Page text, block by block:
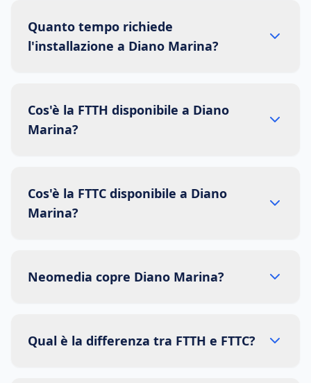
Quanto tempo richiede
l'installazione a Diano Marina?
Cos'è la FTTH disponibile a Diano
Marina?
Cos'è la FTTC disponibile a Diano
Marina?
Neomedia copre Diano Marina?
Qual è la differenza tra FTTH e FTTC?